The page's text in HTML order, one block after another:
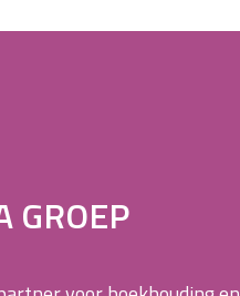
GROEP